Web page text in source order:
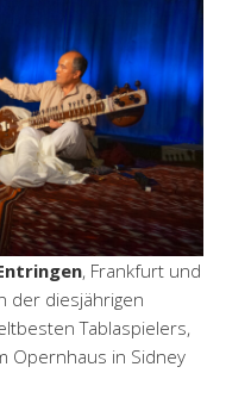
, Frankfurt und
der diesjährigen
Tablaspielers,
Opernhaus in Sidney